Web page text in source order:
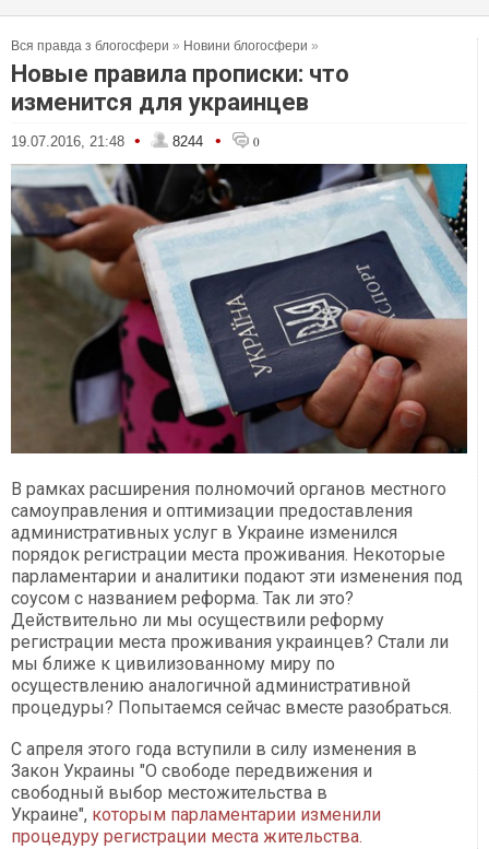
Вся правда з блогосфери » Новини блогосфери »
Новые правила прописки: что
изменится для украинцев
19.07.2016, 21:48 • 8244 • 0
В рамках расширения полномочий органов местного
самоуправления и оптимизации предоставления
административных услуг в Украине изменился
порядок регистрации места проживания. Некоторые
парламентарии и аналитики подают эти изменения под
соусом с названием реформа. Так ли это?
Действительно ли мы осуществили реформу
регистрации места проживания украинцев? Стали ли
мы ближе к цивилизованному миру по
осуществлению аналогичной административной
процедуры? Попытаемся сейчас вместе разобраться.
С апреля этого года вступили в силу изменения в
Закон Украины "О свободе передвижения и
свободный выбор местожительства в
Украине", которым парламентарии изменили
процедуру регистрации места жительства.